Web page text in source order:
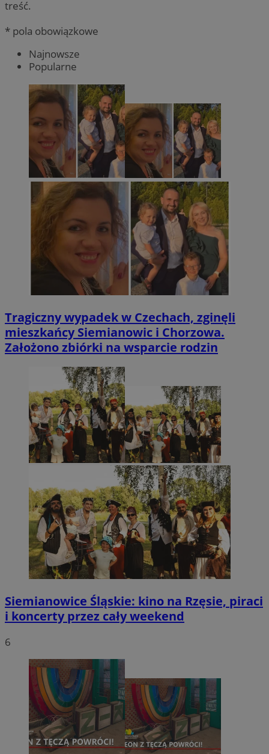
treść.
* pola obowiązkowe
Najnowsze
Popularne
Tragiczny wypadek w Czechach, zginęli
mieszkańcy Siemianowic i Chorzowa.
Założono zbiórki na wsparcie rodzin
Siemianowice Śląskie: kino na Rzęsie, piraci
i koncerty przez cały weekend
6